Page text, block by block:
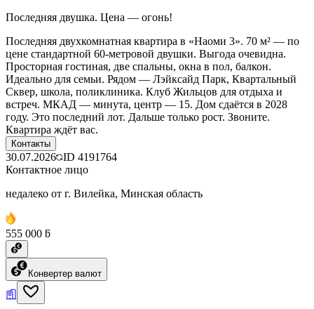
Последняя двушка. Цена — огонь!
Последняя двухкомнатная квартира в «Наоми 3». 70 м² — по
цене стандартной 60-метровой двушки. Выгода очевидна.
Просторная гостиная, две спальны, окна в пол, балкон.
Идеально для семьи. Рядом — Лэйксайд Парк, Квартальный
Сквер, школа, поликлиника. Клуб Жильцов для отдыха и
встреч. МКАД — минута, центр — 15. Дом сдаётся в 2028
году. Это последний лот. Дальше только рост. Звоните.
Квартира ждёт вас.
Контакты
30.07.2026 ID 4191764
Контактное лицо
недалеко от г. Вилейка, Минская область
555 000 ƃ
Конвертер валют